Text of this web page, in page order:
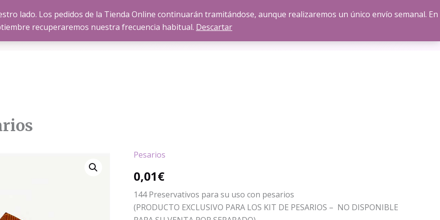
lado. Los pedidos de la Tienda Online continuarán tramitándose, aunque realizaremos un único envío semanal. En
recuperaremos nuestra frecuencia habitual. Descartar
SOBRE FISINERGIA SERVICIOS TIENDA BLOG CONTACTO Pide tu
Pesarios
0,01€
144 Preservativos para su uso con pesarios
(PRODUCTO EXCLUSIVO PARA LOS KIT DE PESARIOS – NO DISPONIBLE
Preservativos
Pesarios
cantidad